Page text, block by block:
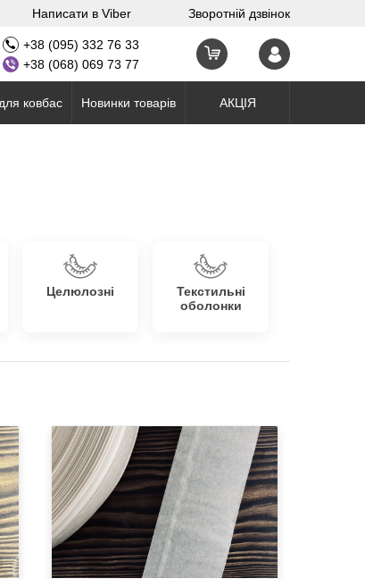
Написати в Viber Зворотній дзвінок
+38 (095) 332 76 33
+38 (068) 069 73 77
ковбас Новинки товарів АКЦІЯ
Целюлозні
Текстильні
оболонки